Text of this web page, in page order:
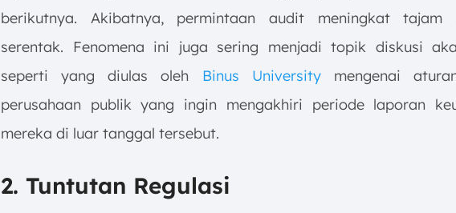
berikutnya. Akibatnya, permintaan audit meningkat tajam
serentak. Fenomena ini juga sering menjadi topik diskusi
seperti yang diulas oleh Binus Universitymengenai
perusahaan publik yang ingin mengakhiri periode laporan
mereka di luar tanggal tersebut.
2. Tuntutan Regulasi